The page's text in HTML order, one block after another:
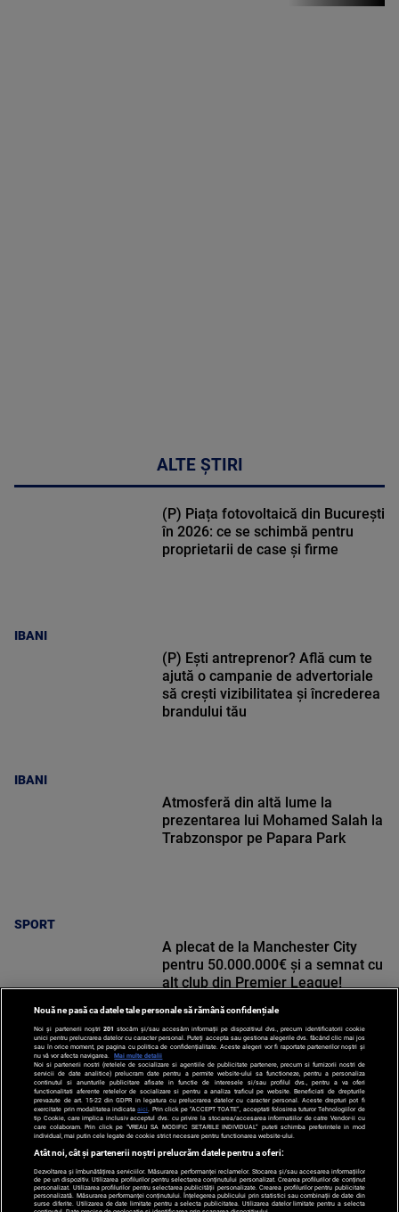
ALTE ȘTIRI
IBANI
(P) Piața fotovoltaică din București
în 2026: ce se schimbă pentru
proprietarii de case și firme
IBANI
(P) Ești antreprenor? Află cum te
ajută o campanie de advertoriale
să crești vizibilitatea și încrederea
brandului tău
SPORT
Atmosferă din altă lume la
prezentarea lui Mohamed Salah la
Trabzonspor pe Papara Park
SPORT
A plecat de la Manchester City
pentru 50.000.000€ și a semnat cu
alt club din Premier League!
Nouă ne pasă ca datele tale personale să rămână confidențiale
Noi și partenerii noștri 201 stocăm și/sau accesăm informații pe dispozitivul dvs., precum identificatorii cookie
unici pentru prelucrarea datelor cu caracter personal. Puteți accepta sau gestiona alegerile dvs. făcând clic mai jos
sau în orice moment, pe pagina cu politica de confidențialitate. Aceste alegeri vor fi raportate partenerilor noștri și
nu vă vor afecta navigarea.
Mai multe detalii
Noi si partenerii nostri (retelele de socializare si agentiile de publicitate partenere, precum si furnizorii nostri de
servicii de date analitice) prelucram date pentru a permite website-ului sa functioneze, pentru a personaliza
continutul si anunturile publicitare afisate in functie de interesele si/sau profilul dvs., pentru a va oferi
functionalitati aferente retelelor de socializare si pentru a analiza traficul pe website. Beneficiati de drepturile
prevazute de art. 15-22 din GDPR in legatura cu prelucrarea datelor cu caracter personal. Aceste drepturi pot fi
exercitate prin modalitatea indicataaici . Prin click pe “ACCEPT TOATE”, acceptati folosirea tuturor Tehnologiilor de
tip Cookie, care implica inclusiv acceptul dvs. cu privire la stocarea/accesarea informatiilor de catre Vendor-ii cu
care colaboram. Prin click pe “VREAU SA MODIFIC SETARILE INDIVIDUAL” puteti schimba preferintele in mod
individual, mai putin cele legate de cookie strict necesare pentru functionarea website-ului.
Atât noi, cât și partenerii noștri prelucrăm datele pentru a oferi:
Dezvoltarea și îmbunătățirea serviciilor. Măsurarea performanței reclamelor. Stocarea și/sau accesarea informațiilor
de pe un dispozitiv. Utilizarea profilurilor pentru selectarea conținutului personalizat. Crearea profilurilor de conținut
personalizat. Utilizarea profilurilor pentru selectarea publicității personalizate. Crearea profilurilor pentru publicitate
personalizată. Măsurarea performanței conținutului. Înțelegerea publicului prin statistici sau combinații de date din
surse diferite. Utilizarea de date limitate pentru a selecta publicitatea. Utilizarea datelor limitate pentru a selecta